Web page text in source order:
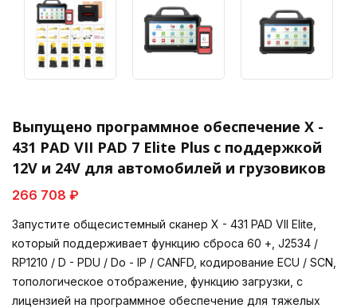
Выпущено программное обеспечение X -
431 PAD VII PAD 7 Elite Plus с поддержкой
12V и 24V для автомобилей и грузовиков
266 708 ₽
Запустите общесистемный сканер X - 431 PAD VII Elite,
который поддерживает функцию сброса 60 +, J2534 /
RP1210 / D - PDU / Do - IP / CANFD, кодирование ECU / SCN,
топологическое отображение, функцию загрузки, с
лицензией на программное обеспечение для тяжелых